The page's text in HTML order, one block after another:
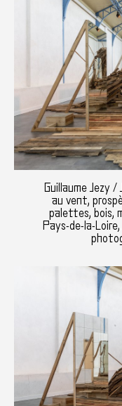
Guillaume Jezy
au vent,
palettes, bois,
Pays-de-la-